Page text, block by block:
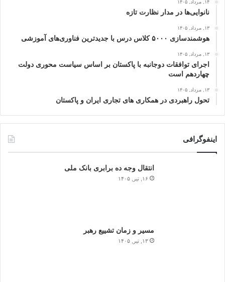
۱۴, مرداد, ۱۴۰۵
نانوایی‌ها در مدار نظارت تازه
۱۳, مرداد, ۱۴۰۵
هوشمندسازی ۵۰۰۰ کلاس درس با جدیدترین فناوری‌های آموزشی
۱۳, مرداد, ۱۴۰۵
اجرای توافقات دوجانبه با پاکستان بر اساس سیاست محوری دولت
چهاردهم است
۱۳, مرداد, ۱۴۰۵
تحول راهبردی در همکاری های تجاری ایران و پاکستان
اینفوگرافی
انتقال وجه ده برابری بانک ملی
۱۶, تیر, ۱۴۰۵
مسیر و زمان تشییع رهبر
۱۳, تیر, ۱۴۰۵